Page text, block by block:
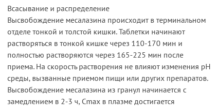
Всасывание и распределение
Высвобождение месалазина происходит в терминальном
отделе тонкой и толстой кишки. Таблетки начинают
растворяться в тонкой кишке через 110-170 мин и
полностью растворяются через 165-225 мин после
приема. На скорость растворения не влияют изменения рН
среды, вызванные приемом пищи или других препаратов.
Высвобождение месалазина из гранул начинается с
замедлением в 2-3 ч, Cmax в плазме достигается